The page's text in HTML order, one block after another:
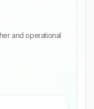
and operational